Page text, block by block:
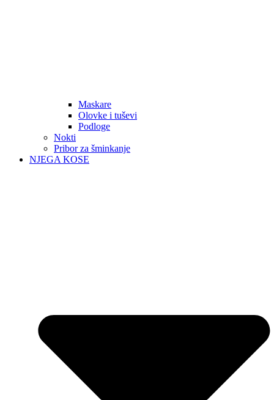
Maskare
Olovke i tuševi
Podloge
Nokti
Pribor za šminkanje
NJEGA KOSE